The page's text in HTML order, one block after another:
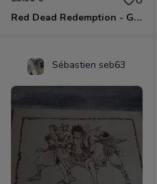
Red Dead Redemption - Game Of The Year Xbox 360
Sébastien seb63